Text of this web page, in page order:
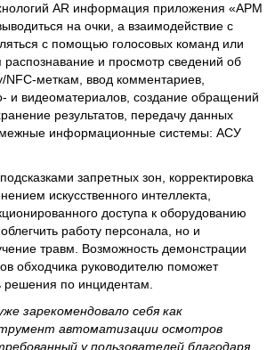
AR информация приложения «АРМ
на очки, а взаимодействие с
с помощью голосовых команд или
распознавание и просмотр сведений об
NFC-меткам, ввод комментариев,
и видеоматериалов, создание обращений
результатов, передачу данных
информационные системы: АСУ
запретных зон, корректировка
искусственного интеллекта,
доступа к оборудованию
работу персонала, но и
травм. Возможность демонстрации
обходчика руководителю поможет
по инцидентам.
зарекомендовало себя как
автоматизации осмотров
у пользователей благодаря